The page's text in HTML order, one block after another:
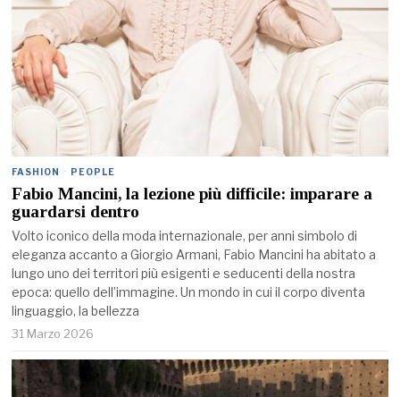
FASHION · PEOPLE
Fabio Mancini, la lezione più difficile: imparare a
guardarsi dentro
Volto iconico della moda internazionale, per anni simbolo di
eleganza accanto a Giorgio Armani, Fabio Mancini ha abitato a
lungo uno dei territori più esigenti e seducenti della nostra
epoca: quello dell’immagine. Un mondo in cui il corpo diventa
linguaggio, la bellezza
31 Marzo 2026